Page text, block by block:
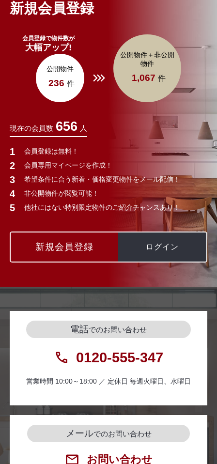
新規会員登録
会員登録で物件数が
大幅アップ!
公開物件
236 件
公開物件＋非公開
物件
1,067 件
現在の会員数 656 人
会員登録は無料！
会員専用マイページを作成！
希望条件に合う新着・価格変更物件をメール配信！
非公開物件が閲覧可能！
他社にはない特別限定物件のご紹介チャンスあり！
新規会員登録 ログイン
電話でのお問い合わせ
0120-555-347
営業時間 10:00～18:00 ／ 定休日 毎週火曜日、水曜日
メールでのお問い合わせ
お問い合わせ